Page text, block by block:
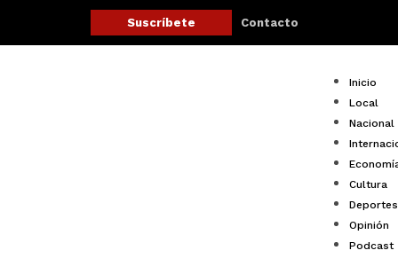
contenido
Suscríbete Contacto
Inicio
Local
Nacional
Cultura
Deportes
Opinión
Podcast
Menu